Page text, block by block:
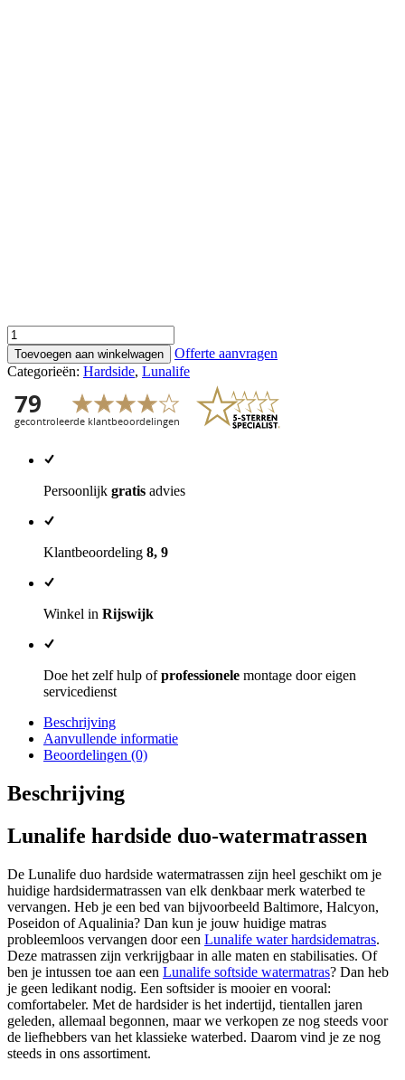
Watermatras
Lunalife
Duo
Hardside
aantal
Toevoegen aan winkelwagen
Offerte aanvragen
Categorieën: Hardside, Lunalife
Persoonlijk gratis advies
Klantbeoordeling 8, 9
Winkel in Rijswijk
Doe het zelf hulp ofprofessionele montage door eigen
servicedienst
Beschrijving
Aanvullende informatie
Beoordelingen (0)
Beschrijving
Lunalife hardside duo-watermatrassen
De Lunalife duo hardside watermatrassen zijn heel geschikt om je
huidige hardsidermatrassen van elk denkbaar merk waterbed te
vervangen. Heb je een bed van bijvoorbeeld Baltimore, Halcyon,
Poseidon of Aqualinia? Dan kun je jouw huidige matras
probleemloos vervangen door een Lunalife water hardsidematras.
Deze matrassen zijn verkrijgbaar in alle maten en stabilisaties. Of
ben je intussen toe aan een Lunalife softside watermatras? Dan heb
je geen ledikant nodig. Een softsider is mooier en vooral:
comfortabeler. Met de hardsider is het indertijd, tientallen jaren
geleden, allemaal begonnen, maar we verkopen ze nog steeds voor
de liefhebbers van het klassieke waterbed. Daarom vind je ze nog
steeds in ons assortiment.